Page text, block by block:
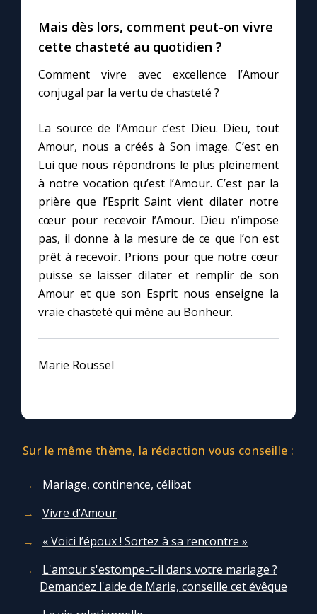
Mais dès lors, comment peut-on vivre
cette chasteté au quotidien ?
Comment vivre avec excellence l’Amour
conjugal par la vertu de chasteté ?
La source de l’Amour c’est Dieu. Dieu, tout
Amour, nous a créés à Son image. C’est en
Lui que nous répondrons le plus pleinement
à notre vocation qu’est l’Amour. C’est par la
prière que l’Esprit Saint vient dilater notre
cœur pour recevoir l’Amour. Dieu n’impose
pas, il donne à la mesure de ce que l’on est
prêt à recevoir. Prions pour que notre cœur
puisse se laisser dilater et remplir de son
Amour et que son Esprit nous enseigne la
vraie chasteté qui mène au Bonheur.
Marie Roussel
Sur le même thème, la rédaction vous conseille :
Mariage, continence, célibat
Vivre d’Amour
« Voici l’époux ! Sortez à sa rencontre »
L'amour s'estompe-t-il dans votre mariage ?
Demandez l'aide de Marie, conseille cet évêque